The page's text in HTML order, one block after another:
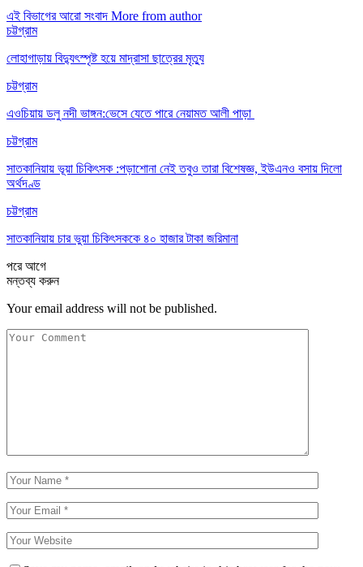
এই বিভাগের আরো সংবাদ More from author
চট্টগ্রাম
লোহাগাড়ায় বিদ্যুৎস্পৃষ্ট হয়ে মাদ্রাসা ছাত্রের মৃত্যু
চট্টগ্রাম
এওচিয়ায় ডলু নদী ভাঙ্গন:ভেসে যেতে পারে নেয়ামত আলী পাড়া
চট্টগ্রাম
সাতকানিয়ায় ভূয়া চিকিৎসক :পড়াশোনা নেই তবুও তারা বিশেষজ্ঞ, ইউএনও বসায় দিলো
অর্থদণ্ড
চট্টগ্রাম
সাতকানিয়ায় চার ভুয়া চিকিৎসককে ৪০ হাজার টাকা জরিমানা
পরেআগে
মন্তব্য করুন
Your email address will not be published.